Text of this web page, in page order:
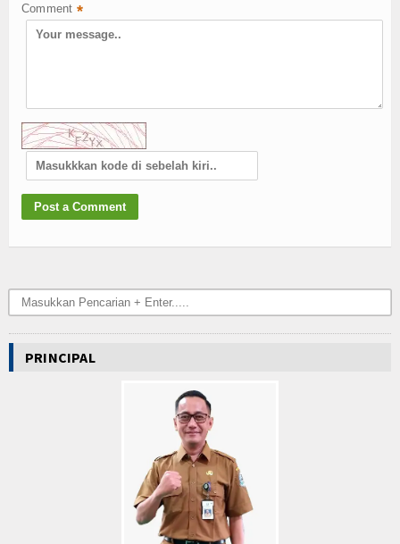
Comment *
PRINCIPAL